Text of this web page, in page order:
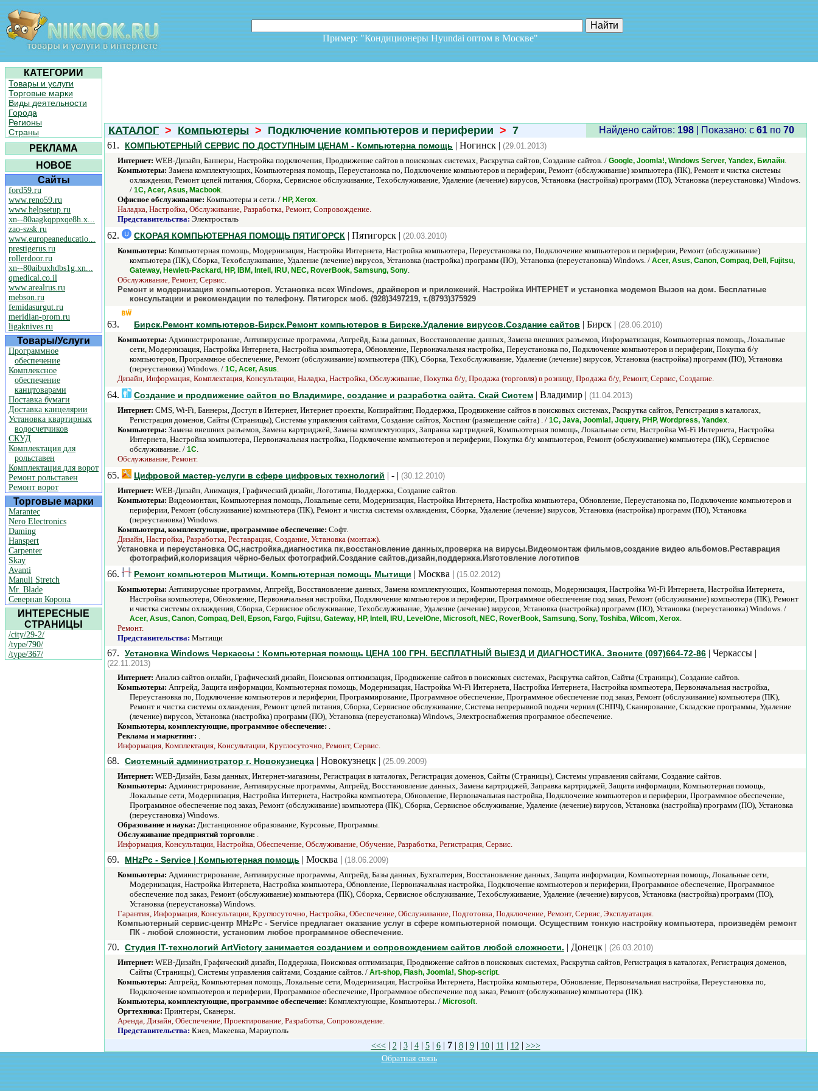
Пример: "Кондиционеры Hyundai оптом в Москве"
КАТЕГОРИИ
Товары и услуги
Торговые марки
Виды деятельности
Города
Регионы
Страны
РЕКЛАМА
НОВОЕ
Сайты
ford59.ru
www.reno59.ru
www.helpsetup.ru
xn--80aagkqppxqe8h.x...
zao-szsk.ru
www.europeaneducatio...
prestigerus.ru
rollerdoor.ru
xn--80aibuxhdbs1g.xn...
qmedical.co.il
www.arealrus.ru
mebson.ru
femidasurgut.ru
meridian-prom.ru
ligaknives.ru
Товары/Услуги
Программное
обеспечение
Комплексное
обеспечение
канцтоварами
Поставка бумаги
Доставка канцелярии
Установка квартирных
водосчетчиков
СКУД
Комплектация для
рольставен
Комплектация для ворот
Ремонт рольставен
Ремонт ворот
Торговые марки
Marantec
Nero Electronics
Daming
Hanspert
Carpenter
Skay
Avanti
Manuli Stretch
Mr. Blade
Северная Корона
ИНТЕРЕСНЫЕ
СТРАНИЦЫ
/city/29-2/
/type/790/
/type/367/
КАТАЛОГ > Компьютеры > Подключение компьютеров и периферии > 7 Найдено сайтов: 198| Показано: c 61по 70
61.
КОМПЬЮТЕРНЫЙ СЕРВИС ПО ДОСТУПНЫМ ЦЕНАМ - Компьютерна помощь | Ногинск | (29.01.2013)
Интернет: WEB-Дизайн, Баннеры, Настройка подключения, Продвижение сайтов в поисковых системах, Раскрутка сайтов, Создание сайтов. / Google, Joomla!, Windows Server, Yandex, Билайн.
Компьютеры: Замена комплектующих, Компьютерная помощь, Переустановка по, Подключение компьютеров и периферии, Ремонт (обслуживание) компьютера (ПК), Ремонт и чистка системы
охлаждения, Ремонт цепей питания, Сборка, Сервисное обслуживание, Техобслуживание, Удаление (лечение) вирусов, Установка (настройка) программ (ПО), Установка (переустановка) Windows.
/ 1С, Acer, Asus, Macbook.
Офисное обслуживание: Компьютеры и сети. / HP, Xerox.
Наладка, Настройка, Обслуживание, Разработка, Ремонт, Сопровождение.
Представительства: Электросталь
62. СКОРАЯ КОМПЬЮТЕРНАЯ ПОМОЩЬ ПЯТИГОРСК | Пятигорск | (20.03.2010)
Компьютеры: Компьютерная помощь, Модернизация, Настройка Интернета, Настройка компьютера, Переустановка по, Подключение компьютеров и периферии, Ремонт (обслуживание)
компьютера (ПК), Сборка, Техобслуживание, Удаление (лечение) вирусов, Установка (настройка) программ (ПО), Установка (переустановка) Windows. / Acer, Asus, Canon, Compaq, Dell, Fujitsu,
Gateway, Hewlett-Packard, HP, IBM, Intell, IRU, NEC, RoverBook, Samsung, Sony.
Обслуживание, Ремонт, Сервис.
Ремонт и модернизация компьютеров. Установка всех Windows, драйверов и приложений. Настройка ИНТЕРНЕТ и установка модемов Вызов на дом. Бесплатные
консультации и рекомендации по телефону. Пятигорск моб. (928)3497219, т.(8793)375929
63. Бирск.Ремонт компьютеров-Бирск.Ремонт компьютеров в Бирске.Удаление вирусов.Создание сайтов | Бирск | (28.06.2010)
Компьютеры: Администрирование, Антивирусные программы, Апгрейд, Базы данных, Восстановление данных, Замена внешних разъемов, Информатизация, Компьютерная помощь, Локальные
сети, Модернизация, Настройка Интернета, Настройка компьютера, Обновление, Первоначальная настройка, Переустановка по, Подключение компьютеров и периферии, Покупка б/у
компьютеров, Программное обеспечение, Ремонт (обслуживание) компьютера (ПК), Сборка, Техобслуживание, Удаление (лечение) вирусов, Установка (настройка) программ (ПО), Установка
(переустановка) Windows. / 1С, Acer, Asus.
Дизайн, Информация, Комплектация, Консультации, Наладка, Настройка, Обслуживание, Покупка б/у, Продажа (торговля) в розницу, Продажа б/у, Ремонт, Сервис, Создание.
64. Создание и продвижение сайтов во Владимире, создание и разработка сайта. Скай Систем | Владимир | (11.04.2013)
Интернет: CMS, Wi-Fi, Баннеры, Доступ в Интернет, Интернет проекты, Копирайтинг, Поддержка, Продвижение сайтов в поисковых системах, Раскрутка сайтов, Регистрация в каталогах,
Регистрация доменов, Сайты (Страницы), Системы управления сайтами, Создание сайтов, Хостинг (размещение сайта) . / 1С, Java, Joomla!, Jquery, PHP, Wordpress, Yandex.
Компьютеры: Замена внешних разъемов, Замена картриджей, Замена комплектующих, Заправка картриджей, Компьютерная помощь, Локальные сети, Настройка Wi-Fi Интернета, Настройка
Интернета, Настройка компьютера, Первоначальная настройка, Подключение компьютеров и периферии, Покупка б/у компьютеров, Ремонт (обслуживание) компьютера (ПК), Сервисное
обслуживание. / 1С.
Обслуживание, Ремонт.
65. Цифровой мастер-услуги в сфере цифровых технологий | - | (30.12.2010)
Интернет: WEB-Дизайн, Анимация, Графический дизайн, Логотипы, Поддержка, Создание сайтов.
Компьютеры: Видеомонтаж, Компьютерная помощь, Локальные сети, Модернизация, Настройка Интернета, Настройка компьютера, Обновление, Переустановка по, Подключение компьютеров и
периферии, Ремонт (обслуживание) компьютера (ПК), Ремонт и чистка системы охлаждения, Сборка, Удаление (лечение) вирусов, Установка (настройка) программ (ПО), Установка
(переустановка) Windows.
Компьютеры, комплектующие, программное обеспечение: Софт.
Дизайн, Настройка, Разработка, Реставрация, Создание, Установка (монтаж).
Установка и переустановка ОС,настройка,диагностика пк,восстановление данных,проверка на вирусы.Видеомонтаж фильмов,создание видео альбомов.Реставрация
фотографий,колоризация чёрно-белых фотографий.Создание сайтов,дизайн,поддержка.Изготовление логотипов
66. Ремонт компьютеров Мытищи. Компьютерная помощь Мытищи | Москва | (15.02.2012)
Компьютеры: Антивирусные программы, Апгрейд, Восстановление данных, Замена комплектующих, Компьютерная помощь, Модернизация, Настройка Wi-Fi Интернета, Настройка Интернета,
Настройка компьютера, Обновление, Первоначальная настройка, Подключение компьютеров и периферии, Программное обеспечение под заказ, Ремонт (обслуживание) компьютера (ПК), Ремонт
и чистка системы охлаждения, Сборка, Сервисное обслуживание, Техобслуживание, Удаление (лечение) вирусов, Установка (настройка) программ (ПО), Установка (переустановка) Windows. /
Acer, Asus, Canon, Compaq, Dell, Epson, Fargo, Fujitsu, Gateway, HP, Intell, IRU, LevelOne, Microsoft, NEC, RoverBook, Samsung, Sony, Toshiba, Wilcom, Xerox.
Ремонт.
Представительства: Мытищи
67. Установка Windows Черкассы : Компьютерная помощь ЦЕНА 100 ГРН. БЕСПЛАТНЫЙ ВЫЕЗД И ДИАГНОСТИКА. Звоните (097)664-72-86 | Черкассы |
(22.11.2013)
Интернет: Анализ сайтов онлайн, Графический дизайн, Поисковая оптимизация, Продвижение сайтов в поисковых системах, Раскрутка сайтов, Сайты (Страницы), Создание сайтов.
Компьютеры: Апгрейд, Защита информации, Компьютерная помощь, Модернизация, Настройка Wi-Fi Интернета, Настройка Интернета, Настройка компьютера, Первоначальная настройка,
Переустановка по, Подключение компьютеров и периферии, Программирование, Программное обеспечение, Программное обеспечение под заказ, Ремонт (обслуживание) компьютера (ПК),
Ремонт и чистка системы охлаждения, Ремонт цепей питания, Сборка, Сервисное обслуживание, Система непрерывной подачи чернил (СНПЧ), Сканирование, Складские программы, Удаление
(лечение) вирусов, Установка (настройка) программ (ПО), Установка (переустановка) Windows, Электроснабжения програмное обеспечение.
Компьютеры, комплектующие, программное обеспечение: .
Реклама и маркетинг: .
Информация, Комплектация, Консультации, Круглосуточно, Ремонт, Сервис.
68. Системный администратор г. Новокузнецка | Новокузнецк | (25.09.2009)
Интернет: WEB-Дизайн, Базы данных, Интернет-магазины, Регистрация в каталогах, Регистрация доменов, Сайты (Страницы), Системы управления сайтами, Создание сайтов.
Компьютеры: Администрирование, Антивирусные программы, Апгрейд, Восстановление данных, Замена картриджей, Заправка картриджей, Защита информации, Компьютерная помощь,
Локальные сети, Модернизация, Настройка Интернета, Настройка компьютера, Обновление, Первоначальная настройка, Подключение компьютеров и периферии, Программное обеспечение,
Программное обеспечение под заказ, Ремонт (обслуживание) компьютера (ПК), Сборка, Сервисное обслуживание, Удаление (лечение) вирусов, Установка (настройка) программ (ПО), Установка
(переустановка) Windows.
Образование и наука: Дистанционное образование, Курсовые, Программы.
Обслуживание предприятий торговли: .
Информация, Консультации, Настройка, Обеспечение, Обслуживание, Обучение, Разработка, Регистрация, Сервис.
69. MHzPc - Service | Компьютерная помощь | Москва | (18.06.2009)
Компьютеры: Администрирование, Антивирусные программы, Апгрейд, Базы данных, Бухгалтерия, Восстановление данных, Защита информации, Компьютерная помощь, Локальные сети,
Модернизация, Настройка Интернета, Настройка компьютера, Обновление, Первоначальная настройка, Подключение компьютеров и периферии, Программное обеспечение, Программное
обеспечение под заказ, Ремонт (обслуживание) компьютера (ПК), Сборка, Сервисное обслуживание, Техобслуживание, Удаление (лечение) вирусов, Установка (настройка) программ (ПО),
Установка (переустановка) Windows.
Гарантия, Информация, Консультации, Круглосуточно, Настройка, Обеспечение, Обслуживание, Подготовка, Подключение, Ремонт, Сервис, Эксплуатация.
Компьютерный сервис-центр MHzPc - Service предлагает оказание услуг в сфере компьютерной помощи. Осуществим тонкую настройку компьютера, произведём ремонт
ПК - любой сложности, установим любое программное обеспечение.
70. Студия IT-технологий ArtVictory занимается созданием и сопровождением сайтов любой сложности. | Донецк | (26.03.2010)
Интернет: WEB-Дизайн, Графический дизайн, Поддержка, Поисковая оптимизация, Продвижение сайтов в поисковых системах, Раскрутка сайтов, Регистрация в каталогах, Регистрация доменов,
Сайты (Страницы), Системы управления сайтами, Создание сайтов. / Art-shop, Flash, Joomla!, Shop-script.
Компьютеры: Апгрейд, Компьютерная помощь, Локальные сети, Модернизация, Настройка Интернета, Настройка компьютера, Обновление, Первоначальная настройка, Переустановка по,
Подключение компьютеров и периферии, Программное обеспечение, Программное обеспечение под заказ, Ремонт (обслуживание) компьютера (ПК).
Компьютеры, комплектующие, программное обеспечение: Комплектующие, Компьютеры. / Microsoft.
Оргтехника: Принтеры, Сканеры.
Аренда, Дизайн, Обеспечение, Проектирование, Разработка, Сопровождение.
Представительства: Киев, Макеевка, Мариуполь
<<<| 2 | 3| 4| 5| 6| 7| 8| 9| 10| 11 | 12 | >>>
Обратная связь